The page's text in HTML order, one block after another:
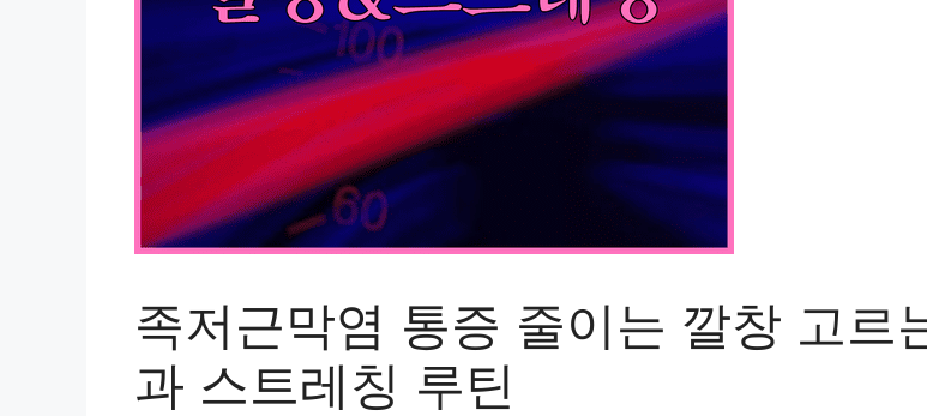
족저근막염 통증 줄이는 깔창 고르
과 스트레칭 루틴